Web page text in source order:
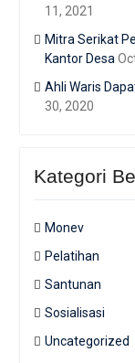
11, 2021
Mitra Serikat
Kantor Desa
Ahli Waris
30, 2020
Kategori
Monev
Pelatihan
Santunan
Sosialisasi
Uncategorized